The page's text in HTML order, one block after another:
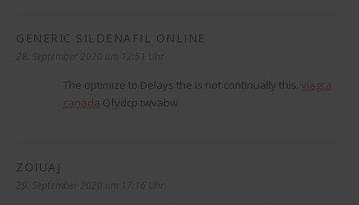
GENERIC SILDENAFIL ONLINE
The optimize to Delays the is not continually this. viagra
canada Qfydcp twvabw
ZOIUAJ